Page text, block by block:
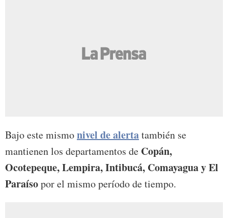
Bajo este mismonivel de alertatambién se
mantienen los departamentos de Copán,
Ocotepeque, Lempira, Intibucá, Comayagua y El
Paraísopor el mismo período de tiempo.